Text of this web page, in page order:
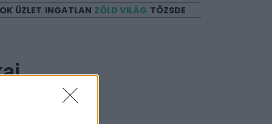
ÜZLET INGATLAN ZÖLD VILÁG TŐZSDE